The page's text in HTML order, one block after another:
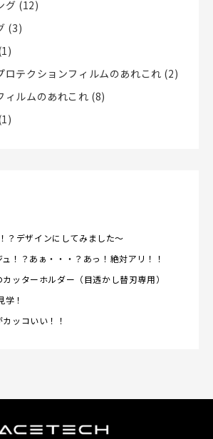
グ (12)
(3)
ロテクションフィルムのあれこれ (2)
ィルムのあれこれ (8)
？デザインにしてみました～
！？あぁ・・・？あっ！絶対アリ！！
ッターホルダー（目透かし替刃専用）
！
ッコいい！！